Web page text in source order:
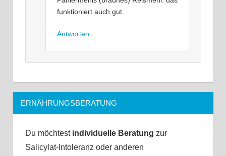
funktioniert auch gut.
Antworten
ERNÄHRUNGSBERATUNG
Du möchtest individuelle Beratung zur
Salicylat-Intoleranz oder anderen